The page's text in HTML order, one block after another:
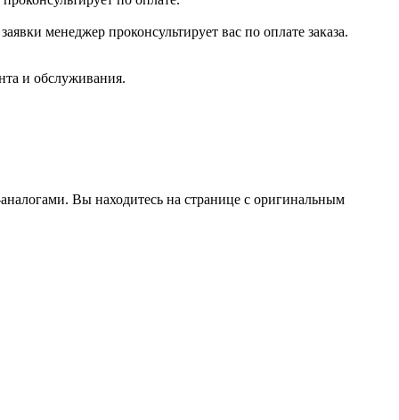
менеджер проконсультирует вас по оплате заказа.
и обслуживания.
Вы находитесь на странице с оригинальным